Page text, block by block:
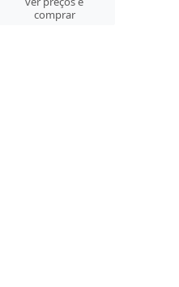
comprar